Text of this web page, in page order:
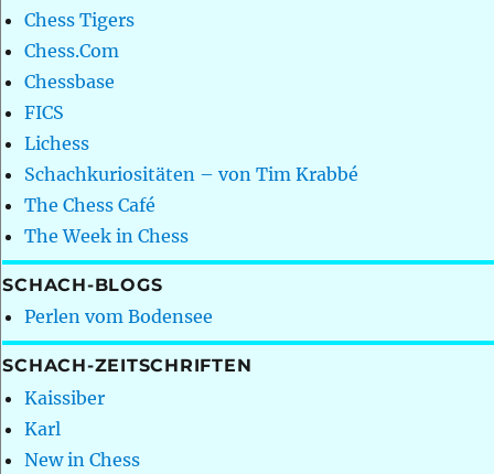
Chess Tigers
Chess.Com
Chessbase
FICS
Lichess
Schachkuriositäten – von Tim Krabbé
The Chess Café
The Week in Chess
SCHACH-BLOGS
Perlen vom Bodensee
SCHACH-ZEITSCHRIFTEN
Kaissiber
Karl
New in Chess